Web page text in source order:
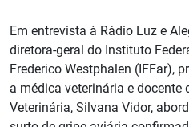
Em entrevista à Rádio Luz e
diretora-geral do Instituto
Frederico Westphalen (IFFar),
a médica veterinária e docente
Veterinária, Silvana Vidor,